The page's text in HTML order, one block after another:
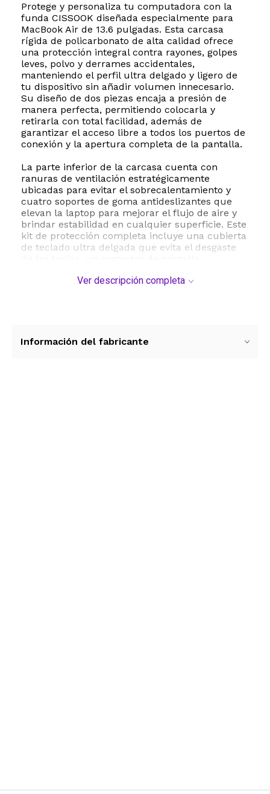
Protege y personaliza tu computadora con la
funda CISSOOK diseñada especialmente para
MacBook Air de 13.6 pulgadas. Esta carcasa
rígida de policarbonato de alta calidad ofrece
una protección integral contra rayones, golpes
leves, polvo y derrames accidentales,
manteniendo el perfil ultra delgado y ligero de
tu dispositivo sin añadir volumen innecesario.
Su diseño de dos piezas encaja a presión de
manera perfecta, permitiendo colocarla y
retirarla con total facilidad, además de
garantizar el acceso libre a todos los puertos de
conexión y la apertura completa de la pantalla.
La parte inferior de la carcasa cuenta con
ranuras de ventilación estratégicamente
ubicadas para evitar el sobrecalentamiento y
cuatro soportes de goma antideslizantes que
elevan la laptop para mejorar el flujo de aire y
brindar estabilidad en cualquier superficie. Este
kit de protección completa incluye una cubierta
de teclado ultra delgada que evita el desgaste
protector para la cámara web que resguarda tu
el día a día.
Ver descripción completa
Información del fabricante